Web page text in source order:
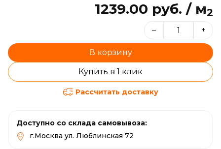
1239.00 руб. / м2
– +
В корзину
Купить в 1 клик
Рассчитать доставку
Доступно со склада самовывоза:
г.Москва ул. Люблинская 72